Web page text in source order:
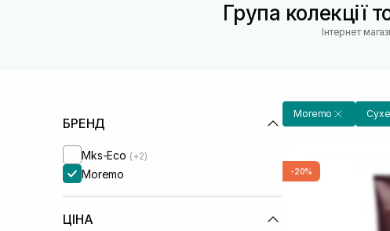
Група колекції
Інтернет
БРЕНД
Mks-Eco (+2)
Moremo
ЦІНА
Moremo
-20%